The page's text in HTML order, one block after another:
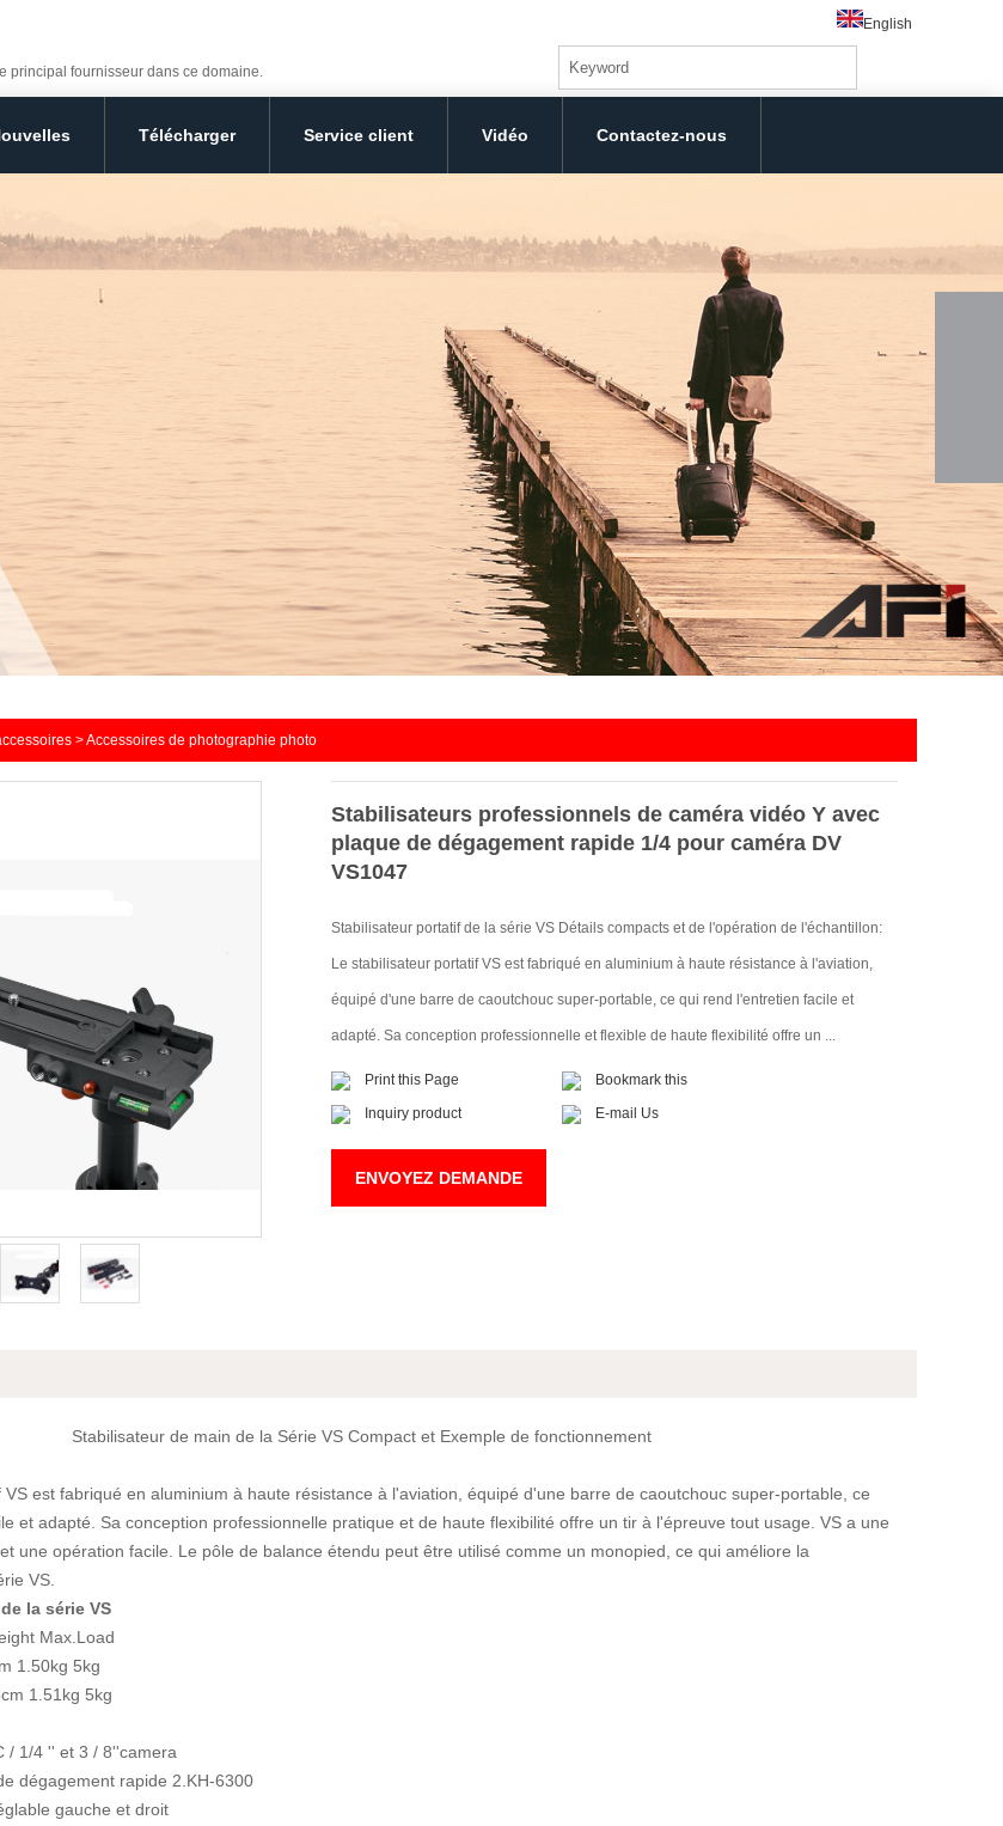
principal fournisseur dans ce domaine.
English
Télécharger Service client Vidéo Contactez-nous
>Accessoires de photographie photo
Stabilisateurs professionnels de caméra vidéo Y avec
plaque de dégagement rapide 1/4 pour caméra DV
VS1047
Stabilisateur portatif de la série VS Détails compacts et de l'opération de l'échantillon:
Le stabilisateur portatif VS est fabriqué en aluminium à haute résistance à l'aviation,
équipé d'une barre de caoutchouc super-portable, ce qui rend l'entretien facile et
adapté. Sa conception professionnelle et flexible de haute flexibilité offre un ...
Print this Page
Bookmark this
Inquiry product
E-mail Us
ENVOYEZ DEMANDE
Stabilisateur de main de la Série VS Compact et Exemple de fonctionnement
est fabriqué en aluminium à haute résistance à l'aviation, équipé d'une barre de caoutchouc super-portable, ce
et adapté.
Sa conception professionnelle pratique et de haute flexibilité offre un tir à l'épreuve tout usage. VS a une
une opération facile.
Le pôle de balance étendu peut être utilisé comme un monopied, ce qui améliore la
VS.
la série VS
Max.Load
1.50kg 5kg
1.51kg 5kg
/ 1/4 '' et 3 / 8''camera
dégagement rapide 2.KH-6300
gauche et droit